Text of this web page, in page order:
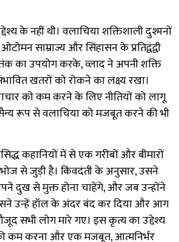
के नहीं थी। वलाचिया शक्तिशाली दुश्मनों
साम्राज्य और सिंहासन के प्रतिद्वंद्वी
का उपयोग करके, व्लाद ने अपनी शक्ति
खतरों को रोकने का लक्ष्य रखा।
को कम करने के लिए नीतियों को लागू
रूप से वलाचिया को मजबूत करने की भी
कहानियों में से एक गरीबों और बीमारों
से जुड़ी है। किंवदंती के अनुसार, उसने
दुख से मुक्त होना चाहेंगे, और जब उन्होंने
उन्हें हॉल के अंदर बंद कर दिया और आग
सभी लोग मारे गए। इस कृत्य का उद्देश्य
कम करना और एक मजबूत, आत्मनिर्भर